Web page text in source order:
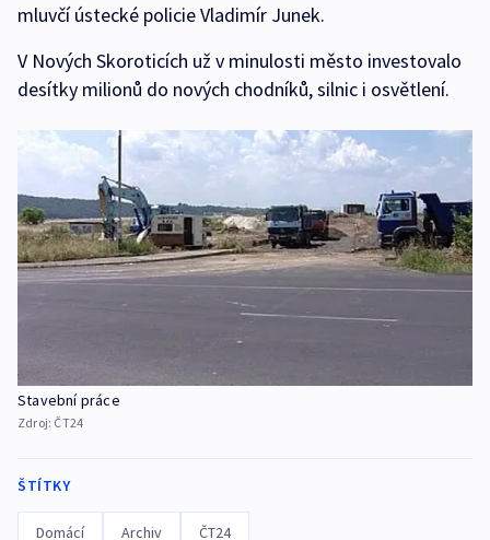
mluvčí ústecké policie Vladimír Junek.
V Nových Skoroticích už v minulosti město investovalo
desítky milionů do nových chodníků, silnic i osvětlení.
Stavební práce
Zdroj: ČT24
ŠTÍTKY
Domácí Archiv ČT24